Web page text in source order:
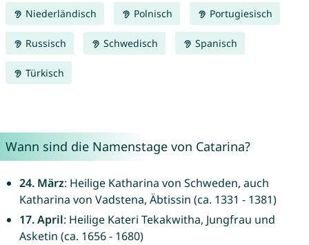
Niederländisch Polnisch Portugiesisch
Russisch Schwedisch Spanisch
Türkisch
Wann sind die Namenstage von Catarina?
24. März: Heilige Katharina von Schweden, auch
Katharina von Vadstena, Äbtissin (ca. 1331 - 1381)
17. April: Heilige Kateri Tekakwitha, Jungfrau und
Asketin (ca. 1656 - 1680)